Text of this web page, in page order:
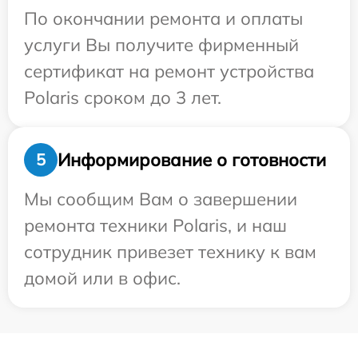
По окончании ремонта и оплаты
услуги Вы получите фирменный
сертификат на ремонт устройства
Polaris сроком до 3 лет.
5
Информирование о готовности
Мы сообщим Вам о завершении
ремонта техники Polaris, и наш
сотрудник привезет технику к вам
домой или в офис.